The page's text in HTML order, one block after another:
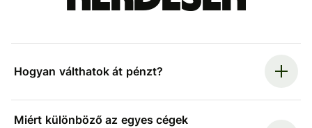
Hogyan válthatok át pénzt?
Miért különböző az egyes cégek